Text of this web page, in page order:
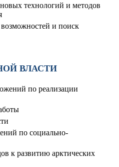
технологий и методов
и поиск
ВЛАСТИ
по реализации
по социально-
к развитию арктических